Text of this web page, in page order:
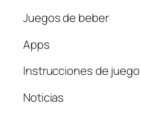
Juegos de beber
Apps
Instrucciones de juego
Noticias